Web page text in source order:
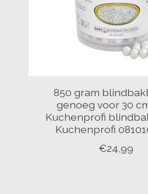
850 gram
genoeg voor 30
Kuchenprofi
Kuchenprofi
€24,99